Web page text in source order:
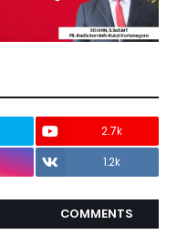
2.7k
1.2k
COMMENTS